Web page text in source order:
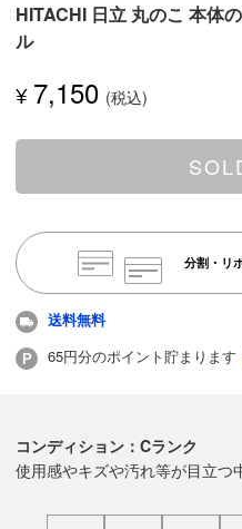
HITACHI 日立 丸のこ 本体
ル
¥ 7,150
分割・リ
送料無料
65円分のポイント貯まります
コンディション：Cランク
使用感やキズや汚れ等が目立つ